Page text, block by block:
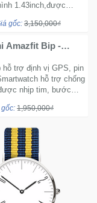
1.43inch,được
gốc: 3,150,000₫
Amazfit Bip -
Chính Hãng
hỗ trợ định vị GPS, pin
hỗ trợ chống
nhịp tim, bước
1,950,000₫